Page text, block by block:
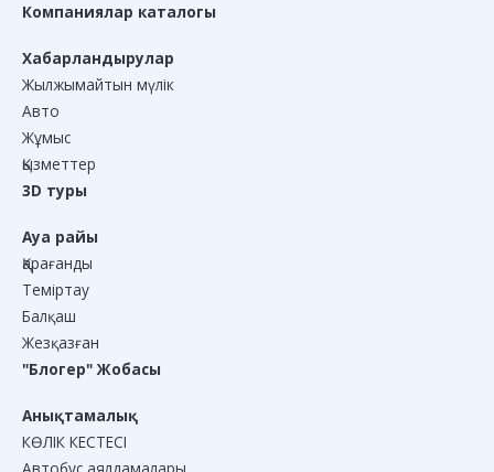
Компаниялар каталогы
Хабарландырулар
Жылжымайтын мүлік
Авто
Жұмыс
Қызметтер
3D туры
Ауа райы
Қарағанды
Теміртау
Балқаш
Жезқазған
"Блогер" Жобасы
Анықтамалық
КӨЛІК КЕСТЕСІ